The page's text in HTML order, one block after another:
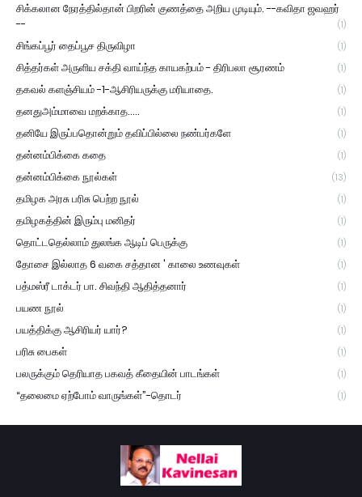
சிக்கலான நேரத்தில்தான் பிறரின் குணத்தை அறிய முடியும். --கவிதா ஜவஹர்
--
(1)
சிங்கப்பூர் தைப்பூச திருவிழா (1)
சித்தர்கள் அருளிய சக்தி வாய்ந்த காயகற்பம் - திரிபலா சூரணம் (1)
தகவல் களஞ்சியம் -1-ஆசிரியருக்கு மரியாதை. (1)
தனதுஅம்மாவை மறக்காத..... (1)
தனியே இருப்பதொன்றும் தவிப்பில்லை நண்பர்களே (1)
தன்னம்பிக்கை கதை (1)
தன்னம்பிக்கை நூல்கள் (13)
தமிழக அரசு பரிசு பெற்ற நூல் (1)
தமிழகத்தின் இரும்பு மனிதர் (1)
தொட்டதெல்லாம் துலங்க ஆடிப் பெருக்கு (1)
தோசை இல்லாத 6 வகை சத்தான ' காலை உணவுகள் (1)
பத்மஸ்ரீ டாக்டர் பா. சிவந்தி ஆதித்தனார் (1)
பயண நூல் (1)
பயத்திக்கு ஆசிரியர் யார்? (1)
பரிசு பைகள் (1)
பலருக்கும் தெரியாத பகவத் கீதையின் பாடங்கள் (1)
“தலைமை ஏற்போம் வாருங்கள்”-தொடர் (1)